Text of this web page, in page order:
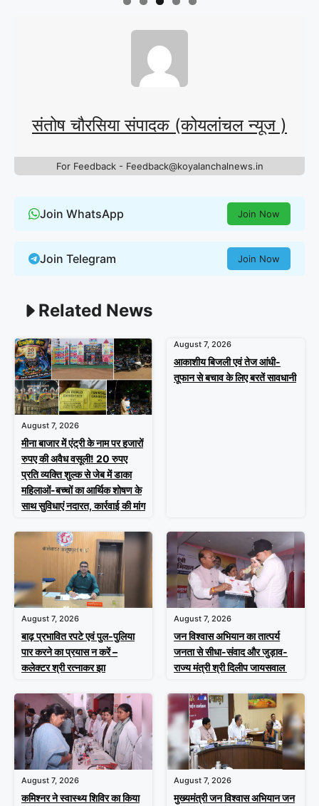
संतोष चौरसिया संपादक (कोयलांचल न्यूज )
For Feedback - Feedback@koyalanchalnews.in
Join WhatsApp Join Now
Join Telegram Join Now
Related News
August 7, 2026
मीना बाजार में एंट्री के नाम पर हजारों
रुपए की अवैध वसूली! 20 रुपए
प्रति व्यक्ति शुल्क से जेब में डाका
महिलाओं-बच्चों का आर्थिक शोषण के
साथ सुविधाएं नदारत, कार्रवाई की मांग
August 7, 2026
आकाशीय बिजली एवं तेज आंधी-
तूफान से बचाव के लिए बरतें सावधानी
August 7, 2026
बाढ़ प्रभावित रपटे एवं पुल-पुलिया
पार करने का प्रयास न करें –
कलेक्टर श्री रत्नाकर झा
August 7, 2026
जन विश्वास अभियान का तात्पर्य
जनता से सीधा-संवाद और जुड़ाव-
राज्य मंत्री श्री दिलीप जायसवाल
August 7, 2026
कमिश्नर ने स्वास्थ्य शिविर का किया
August 7, 2026
मुख्यमंत्री जन विश्वास अभियान जन